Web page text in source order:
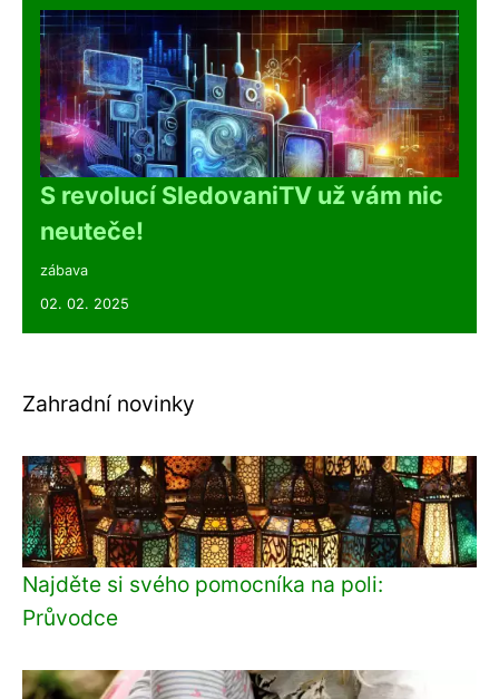
S revolucí SledovaniTV už vám nic
neuteče!
zábava
02. 02. 2025
Zahradní novinky
Najděte si svého pomocníka na poli:
Průvodce